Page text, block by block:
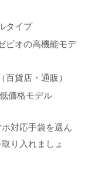
タイプ
ビオの高機能モデ
貨店・通販）
価格モデル
対応手袋を選ん
り入れましょ